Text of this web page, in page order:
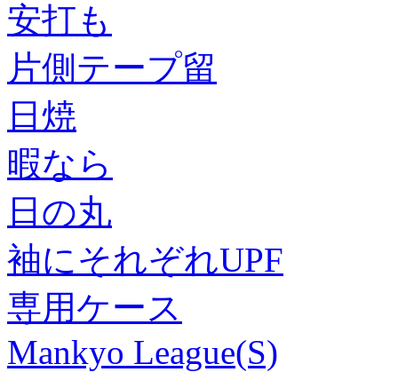
安打も
片側テープ留
日焼
暇なら
日の丸
袖にそれぞれUPF
専用ケース
Mankyo League(S)